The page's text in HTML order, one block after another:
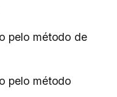
pelo método de
pelo método